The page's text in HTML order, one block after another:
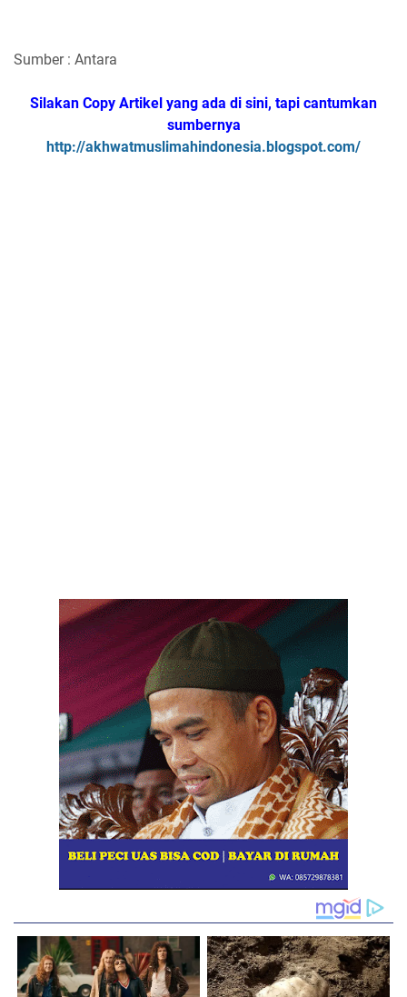
Sumber : Antara
Silakan Copy Artikel yang ada di sini, tapi cantumkan
sumbernya
http://akhwatmuslimahindonesia.blogspot.com/